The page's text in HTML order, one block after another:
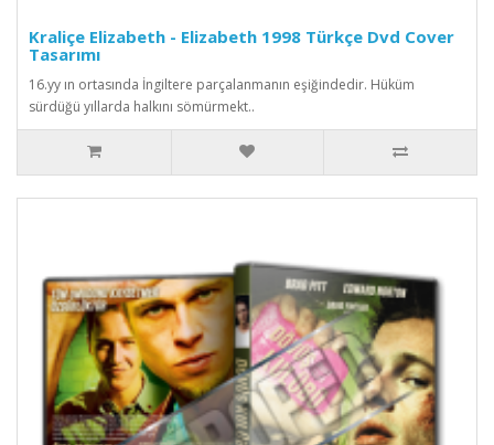
Kraliçe Elizabeth - Elizabeth 1998 Türkçe Dvd Cover
Tasarımı
16.yy ın ortasında İngiltere parçalanmanın eşiğindedir. Hüküm
sürdüğü yıllarda halkını sömürmekt..